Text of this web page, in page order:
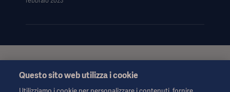
sanitari o ad altri professionisti e hanno uno scopo puramente
informativo, non sono esaustive e pertanto non devono essere
Questo sito web utilizza i cookie